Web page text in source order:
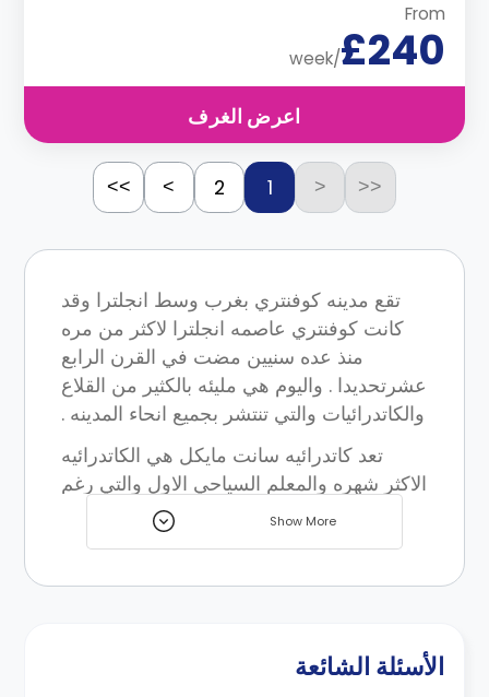
From
£240
/week
اعرض الغرف
<<
<
1
2
>
>>
تقع مدينه كوفنتري بغرب وسط انجلترا وقد
كانت كوفنتري عاصمه انجلترا لاكثر من مره
منذ عده سنيين مضت في القرن الرابع
عشرتحديدا . واليوم هي مليئه بالكثير من القلاع
والكاتدرائيات والتي تنتشر بجميع انحاء المدينه .
تعد كاتدرائيه سانت مايكل هي الكاتدرائيه
الاكثر شهره والمعلم السياحي الاول والتي رغم
تدميرها في الحرب العالميه الثانيه الي انه تم
تكريمها بكاتدرائيه كوفنتري والتي اكتمل بناؤها
العاشر بين اكبر المدن من حيث عدد السكان
بانجلترا بالاضافه لانها تقع علي بعد نحو ساعه
Show More
الأسئلة الشائعة